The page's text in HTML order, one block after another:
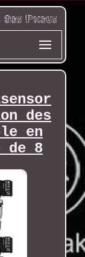
des
en
de 8